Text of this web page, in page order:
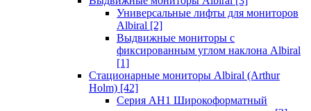
Универсальные лифты для мониторов
Albiral [2]
Выдвижные мониторы с
фиксированным углом наклона Albiral
[1]
Стационарные мониторы Albiral (Arthur
Holm) [42]
Серия AH1 Широкоформатный